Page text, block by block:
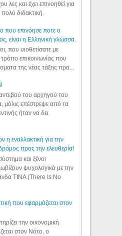
λες και έχει επινοηθεί για
πολύ διδακτική.
που επινόησε ποτε ο
είναι η Ελληνική γλώσσα.
που υιοθετίσατε με
τρόπο επικοινωνίας που
της νέας τάξης πρα...
του αρχηγού του
μόλις επέστρεψε από τα
ήταν να δει
η εναλλακτική για την
προς την ελευθερία!
και ξένοι
ψυχολογικά με την
TINA (There Is No
που εφαρμόζεται στον
την οικονομική
στον Νότο, ο